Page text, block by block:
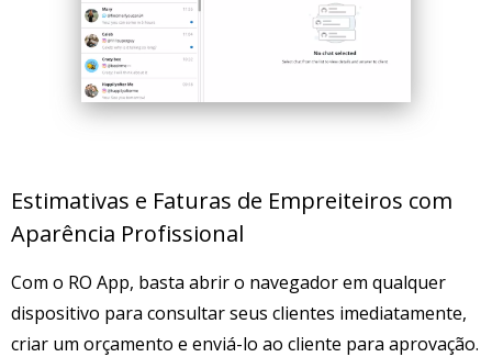
Estimativas e Faturas de Empreiteiros com
Aparência Profissional
Com o RO App, basta abrir o navegador em qualquer
dispositivo para consultar seus clientes imediatamente,
criar um orçamento e enviá-lo ao cliente para aprovação.